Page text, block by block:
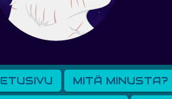
ETUSIVU MITÄ MINUSTA?